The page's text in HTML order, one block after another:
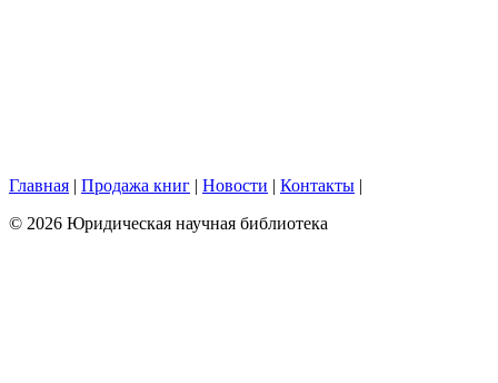
Главная | Продажа книг | Новости | Контакты |
© 2026 Юридическая научная библиотека